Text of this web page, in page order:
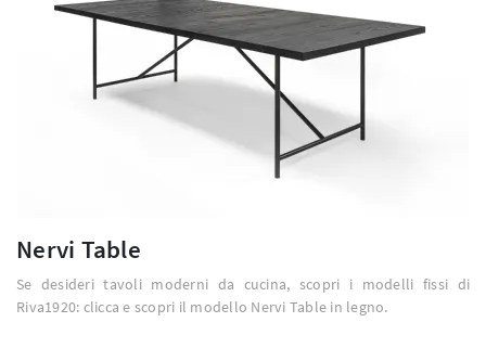
Nervi Table
Se desideri tavoli moderni da cucina, scopri i modelli fissi di
Riva1920: clicca e scopri il modello Nervi Table in legno.